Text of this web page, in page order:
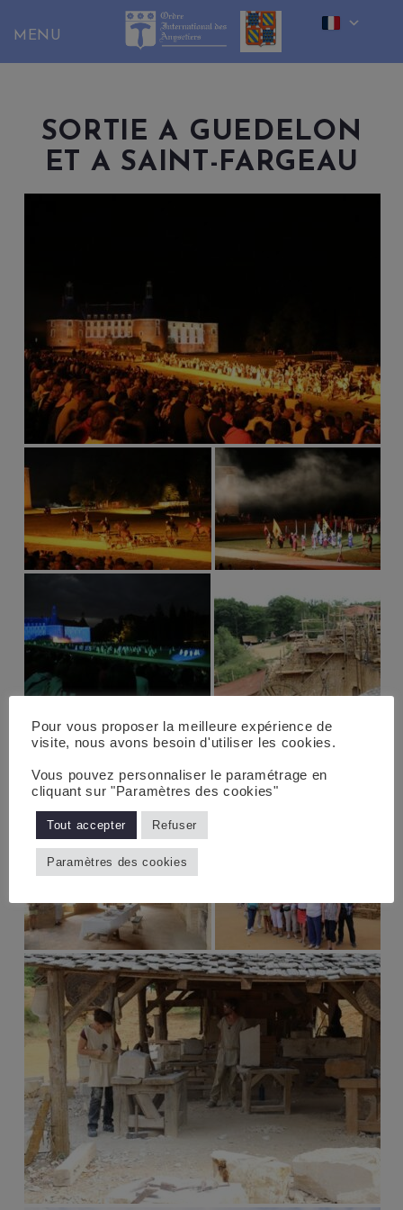
content
SORTIE A GUEDELON
ET A SAINT-FARGEAU
Pour vous proposer la meilleure expérience de
visite, nous avons besoin d'utiliser les cookies.
Vous pouvez personnaliser le paramétrage en
cliquant sur "Paramètres des cookies"
Tout accepter Refuser
Paramètres des cookies